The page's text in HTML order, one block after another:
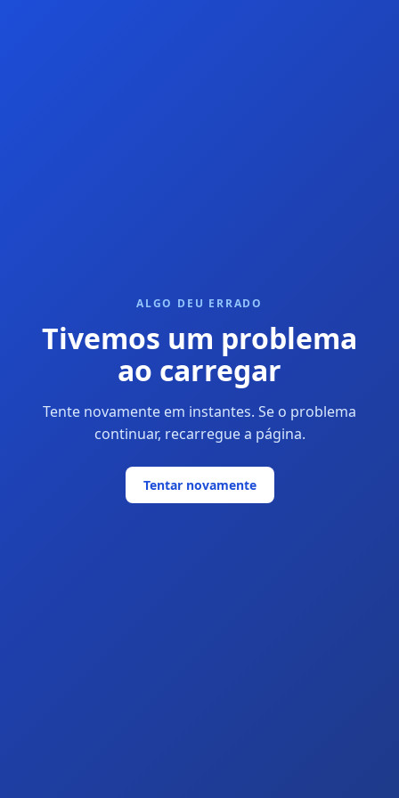
ALGO DEU ERRADO
Tivemos um problema
ao carregar
Tente novamente em instantes. Se o problema
continuar, recarregue a página.
Tentar novamente